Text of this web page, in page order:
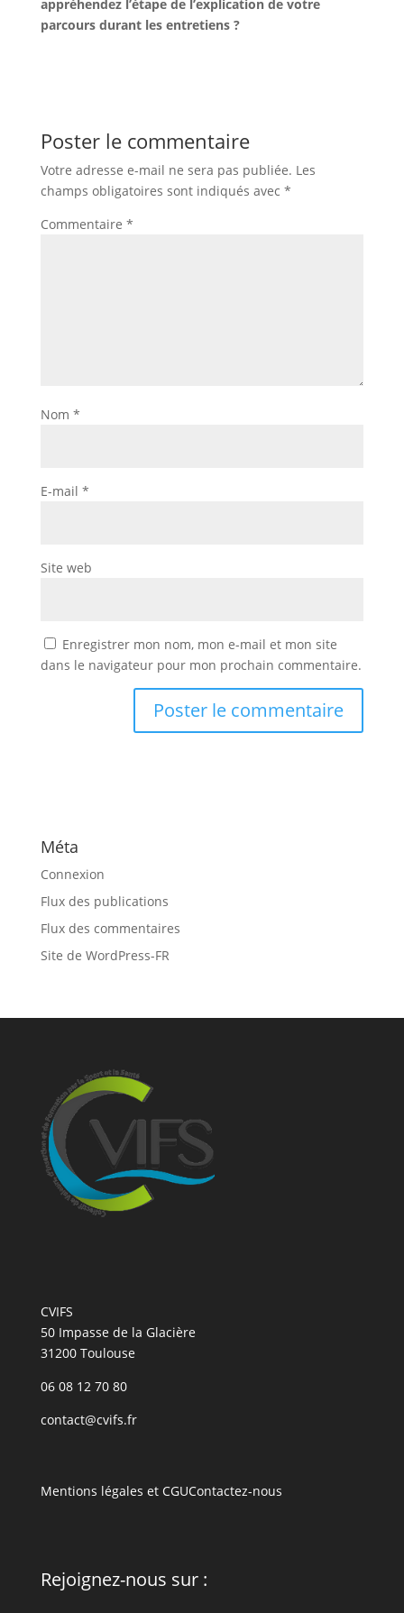
appréhendez l’étape de l’explication de votre
parcours durant les entretiens ?
Poster le commentaire
Votre adresse e-mail ne sera pas publiée. Les
champs obligatoires sont indiqués avec *
Commentaire *
Nom *
E-mail *
Site web
Enregistrer mon nom, mon e-mail et mon site
dans le navigateur pour mon prochain commentaire.
Méta
Connexion
Flux des publications
Flux des commentaires
Site de WordPress-FR
CVIFS
50 Impasse de la Glacière
31200 Toulouse
06 08 12 70 80
contact@cvifs.fr
Mentions légales et CGUContactez-nous
Rejoignez-nous sur :